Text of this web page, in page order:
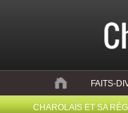
FAITS-
CHAROLAIS ET SA